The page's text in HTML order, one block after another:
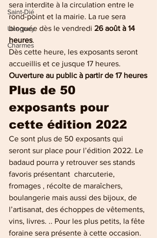
Saint-Dié
Uxegney
Charmes
sera interdite à la circulation entre le
rond-point et la mairie. La rue sera
bloquée dès le vendredi 26 août à 14
heures.
Dès cette heure, les exposants seront
accueillis et ce jusque 17 heures.
Ouverture au public à partir de 17 heures
Plus de 50
exposants pour
cette édition 2022
Ce sont plus de 50 exposants qui
seront sur place pour l’édition 2022. Le
badaud pourra y retrouver ses stands
favoris présentant  charcuterie,
fromages , récolte de maraîchers,
boulangerie mais aussi des bijoux, de
l’artisanat, des échoppes de vêtements,
vins, livres. .. Pour les plus petits, la fête
foraine sera présente à cette occasion.